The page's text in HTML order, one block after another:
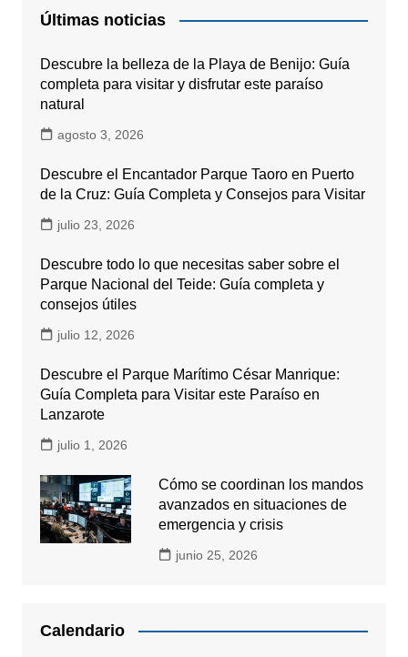
Últimas noticias
Descubre la belleza de la Playa de Benijo: Guía
completa para visitar y disfrutar este paraíso
natural
agosto 3, 2026
Descubre el Encantador Parque Taoro en Puerto
de la Cruz: Guía Completa y Consejos para Visitar
julio 23, 2026
Descubre todo lo que necesitas saber sobre el
Parque Nacional del Teide: Guía completa y
consejos útiles
julio 12, 2026
Descubre el Parque Marítimo César Manrique:
Guía Completa para Visitar este Paraíso en
Lanzarote
julio 1, 2026
Cómo se coordinan los mandos
avanzados en situaciones de
emergencia y crisis
junio 25, 2026
Calendario